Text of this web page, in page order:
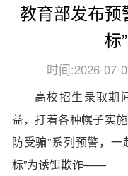
教育部发布预
标
时间:2026-07-
高校招生录取期
益，打着各种幌子实
防受骗”系列预警，一
标”为诱饵欺诈——